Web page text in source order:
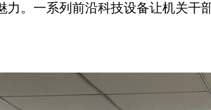
力。一系列前沿科技设备让机关干